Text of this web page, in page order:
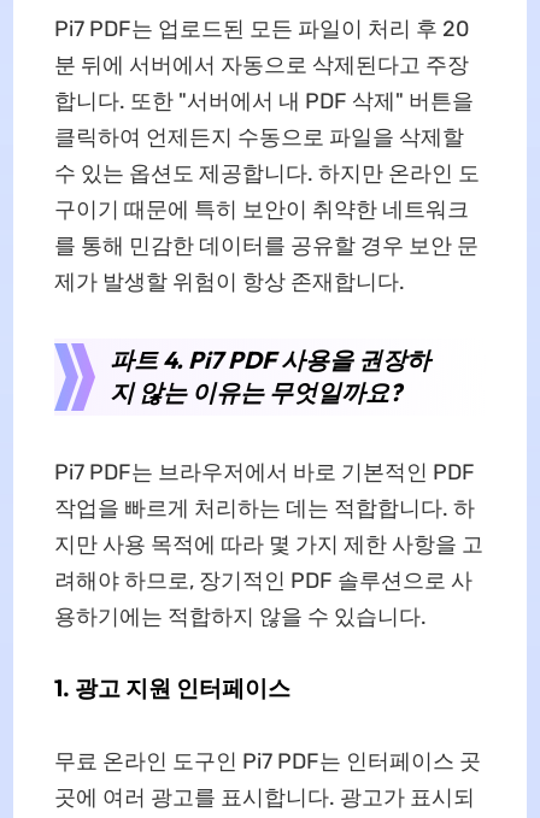
Pi7 PDF는 업로드된 모든 파일이 처리 후 20
분 뒤에 서버에서 자동으로 삭제된다고 주장
합니다. 또한 "서버에서 내 PDF 삭제" 버튼을
클릭하여 언제든지 수동으로 파일을 삭제할
수 있는 옵션도 제공합니다. 하지만 온라인 도
구이기 때문에 특히 보안이 취약한 네트워크
를 통해 민감한 데이터를 공유할 경우 보안 문
제가 발생할 위험이 항상 존재합니다.
파트 4. Pi7 PDF 사용을 권장하
지 않는 이유는 무엇일까요?
Pi7 PDF는 브라우저에서 바로 기본적인 PDF
작업을 빠르게 처리하는 데는 적합합니다. 하
지만 사용 목적에 따라 몇 가지 제한 사항을 고
려해야 하므로, 장기적인 PDF 솔루션으로 사
용하기에는 적합하지 않을 수 있습니다.
1. 광고 지원 인터페이스
무료 온라인 도구인 Pi7 PDF는 인터페이스 곳
곳에 여러 광고를 표시합니다. 광고가 표시되